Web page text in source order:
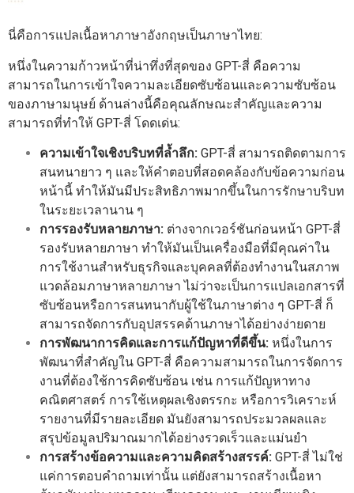
นี่คือการแปลเนื้อหาภาษาอังกฤษเป็นภาษาไทย:
หนึ่งในความก้าวหน้าที่น่าทึ่งที่สุดของ GPT-สี่ คือความ
สามารถในการเข้าใจความละเอียดซับซ้อนและความซับซ้อน
ของภาษามนุษย์ ด้านล่างนี้คือคุณลักษณะสำคัญและความ
สามารถที่ทำให้ GPT-สี่ โดดเด่น:
ความเข้าใจเชิงบริบทที่ล้ำลึก: GPT-สี่ สามารถติดตามการ
สนทนายาว ๆ และให้คำตอบที่สอดคล้องกับข้อความก่อน
หน้านี้ ทำให้มันมีประสิทธิภาพมากขึ้นในการรักษาบริบท
ในระยะเวลานาน ๆ
การรองรับหลายภาษา: ต่างจากเวอร์ชันก่อนหน้า GPT-สี่
รองรับหลายภาษา ทำให้มันเป็นเครื่องมือที่มีคุณค่าใน
การใช้งานสำหรับธุรกิจและบุคคลที่ต้องทำงานในสภาพ
แวดล้อมภาษาหลายภาษา ไม่ว่าจะเป็นการแปลเอกสารที่
ซับซ้อนหรือการสนทนากับผู้ใช้ในภาษาต่าง ๆ GPT-สี่ ก็
สามารถจัดการกับอุปสรรคด้านภาษาได้อย่างง่ายดาย
การพัฒนาการคิดและการแก้ปัญหาที่ดีขึ้น: หนึ่งในการ
พัฒนาที่สำคัญใน GPT-สี่ คือความสามารถในการจัดการ
งานที่ต้องใช้การคิดซับซ้อน เช่น การแก้ปัญหาทาง
คณิตศาสตร์ การใช้เหตุผลเชิงตรรกะ หรือการวิเคราะห์
รายงานที่มีรายละเอียด มันยังสามารถประมวลผลและ
สรุปข้อมูลปริมาณมากได้อย่างรวดเร็วและแม่นยำ
การสร้างข้อความและความคิดสร้างสรรค์: GPT-สี่ ไม่ใช่
แค่การตอบคำถามเท่านั้น แต่ยังสามารถสร้างเนื้อหา